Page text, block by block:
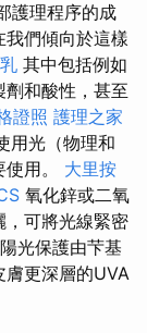
護理程序的成
們傾向於這樣
其中包括例如
和酸性，甚至
證照 護理之家
用光（物理和
用。 大里按
氧化鋅或二氧
，可將光線緊密
光保護由芐基
膚更深層的UVA